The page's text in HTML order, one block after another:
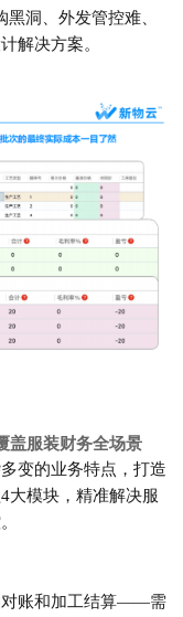
洞、外发管控难、
解决方案。
盖服装财务全场景
变的业务特点，打造
大模块，精准解决服
。
对账和加工结算——需